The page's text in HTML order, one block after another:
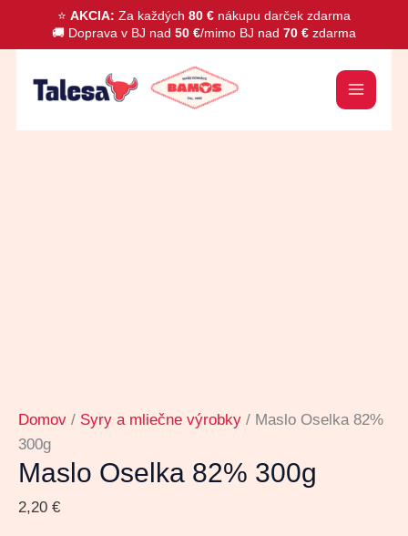
⭐ AKCIA: Za každých 80 € nákupu darček zdarma
🚚 Doprava v BJ nad 50 €/mimo BJ nad 70 € zdarma
Preskočiť
Domov / Syry a mliečne výrobky / Maslo Oselka 82%
300g
Maslo Oselka 82% 300g
2,20 €
Maslo
82%